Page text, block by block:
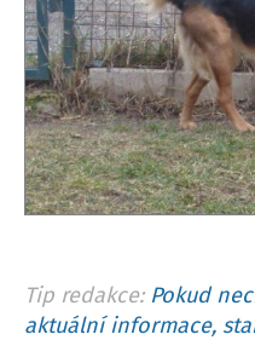
Tip redakce: Pokud
aktuální informace,